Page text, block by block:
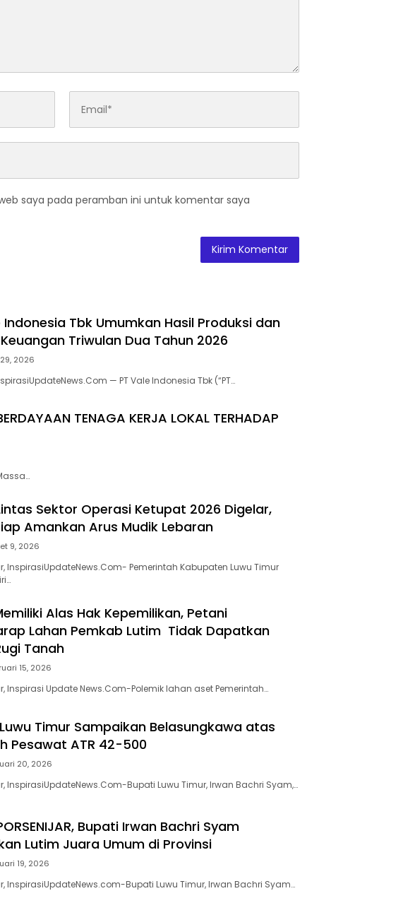
saya pada peramban ini untuk komentar saya
Indonesia Tbk Umumkan Hasil Produksi dan
Triwulan Dua Tahun 2026
2026
— PT Vale Indonesia Tbk (“PT…
TENAGA KERJA LOKAL TERHADAP
Sektor Operasi Ketupat 2026 Digelar,
Amankan Arus Mudik Lebaran
9, 2026
InspirasiUpdateNews.Com- Pemerintah Kabupaten Luwu Timur
Alas Hak Kepemilikan, Petani
Lahan Pemkab Lutim Tidak Dapatkan
Tanah
15, 2026
Inspirasi Update News.Com-Polemik lahan aset Pemerintah…
Timur Sampaikan Belasungkawa atas
Pesawat ATR 42-500
20, 2026
InspirasiUpdateNews.Com-Bupati Luwu Timur, Irwan Bachri Syam,…
Bupati Irwan Bachri Syam
Lutim Juara Umum di Provinsi
19, 2026
InspirasiUpdateNews.com-Bupati Luwu Timur, Irwan Bachri Syam…